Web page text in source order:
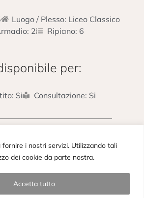
i nostri servizi. Utilizzando tali
dei cookie da parte nostra.
Accetta tutto
Luogo / Plesso: Liceo Classico
2
Ripiano: 6
per:
Si Consultazione: Si
Georgicon